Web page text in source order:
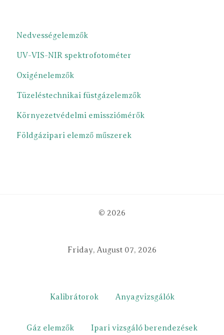
Nedvességelemzők
UV-VIS-NIR spektrofotométer
Oxigénelemzők
Tüzeléstechnikai füstgázelemzők
Környezetvédelmi emissziómérők
Földgázipari elemző műszerek
© 2026
Friday, August 07, 2026
Kalibrátorok Anyagvizsgálók
Gáz elemzők Ipari vizsgáló berendezések